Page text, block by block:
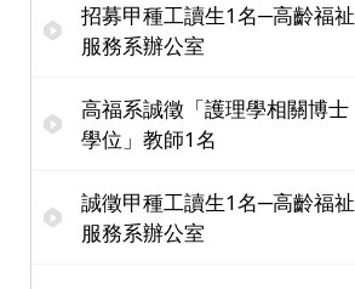
招募甲種工讀生1名─高齡福祉
服務系辦公室
高福系誠徵「護理學相關博士
學位」教師1名
誠徵甲種工讀生1名─高齡福祉
服務系辦公室